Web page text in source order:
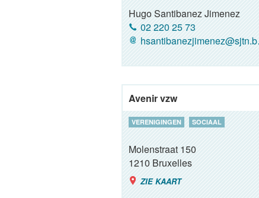
Hugo Santibanez Jimenez
02 220 25 73
hsantibanezjimenez@sjtn.brussels
Avenir vzw
VERENIGINGEN SOCIAAL
Molenstraat 150
1210Bruxelles
ZIE KAART